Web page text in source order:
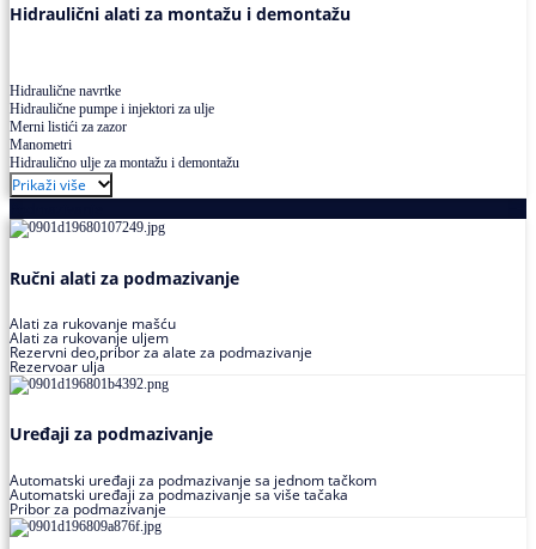
Hidraulični alati za montažu i demontažu
Hidraulične navrtke
Hidraulične pumpe i injektori za ulje
Merni listići za zazor
Manometri
Hidraulično ulje za montažu i demontažu
Prikaži više
Ručni alati za podmazivanje
Alati za rukovanje mašću
Alati za rukovanje uljem
Rezervni deo,pribor za alate za podmazivanje
Rezervoar ulja
Uređaji za podmazivanje
Automatski uređaji za podmazivanje sa jednom tačkom
Automatski uređaji za podmazivanje sa više tačaka
Pribor za podmazivanje